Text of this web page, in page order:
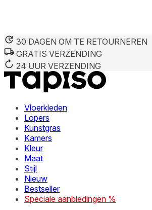
30 DAGEN OM TE RETOURNEREN
GRATIS VERZENDING
24 UUR VERZENDING
Vloerkleden
Lopers
Kunstgras
Kamers
Kleur
Maat
Stijl
Nieuw
Bestseller
Speciale aanbiedingen %